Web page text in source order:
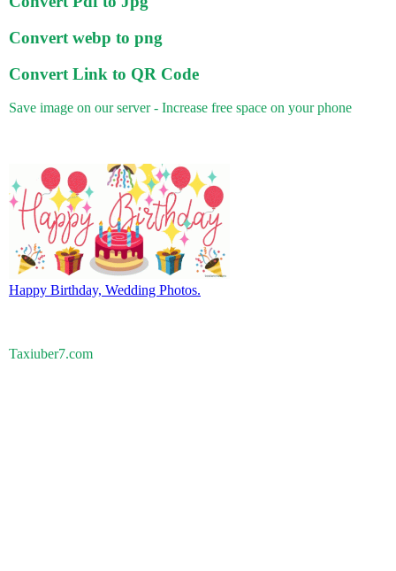
Convert webp to png
Convert Link to QR Code
Save image on our server - Increase free space on your phone
Happy Birthday, Wedding Photos.
Taxiuber7.com